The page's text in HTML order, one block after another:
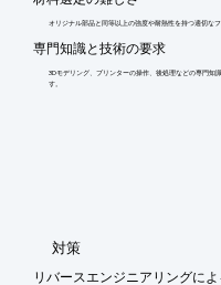
オリジナル部品と同等以上の強度や耐熱性を持つ適切な
専門知識と技術の要求
3Dモデリング、プリンターの操作、後処理などの専門知
す。
​対策
リバースエンジニアリングに